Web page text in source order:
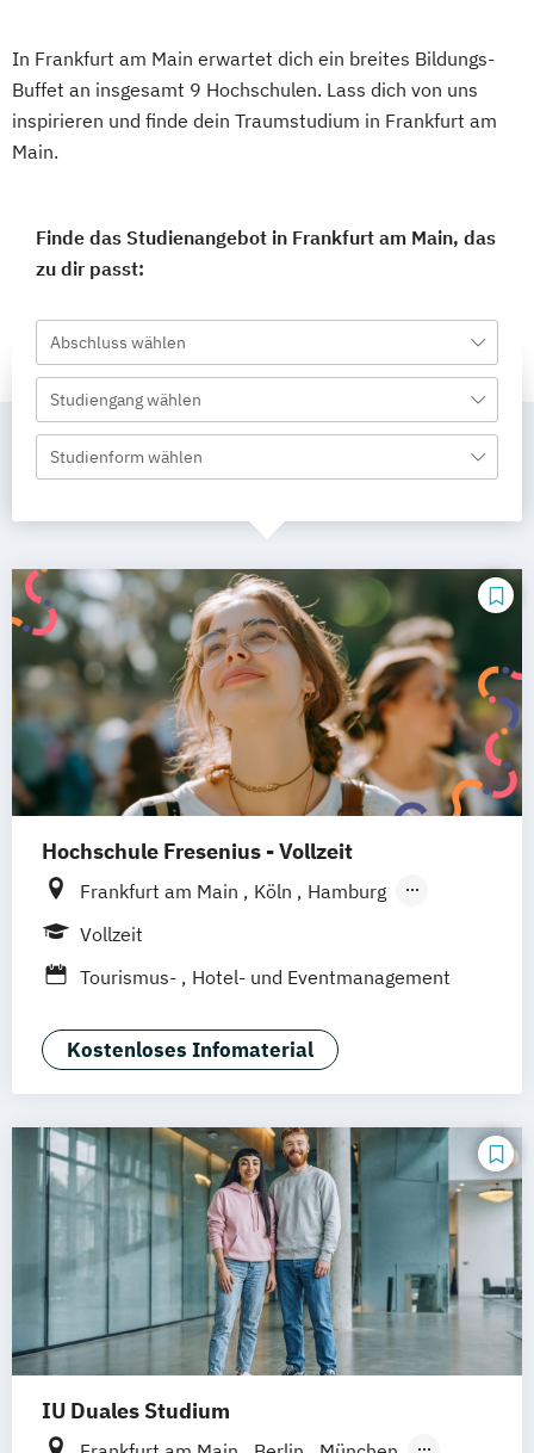
In Frankfurt am Main erwartet dich ein breites Bildungs-
Buffet an insgesamt 9 Hochschulen. Lass dich von uns
inspirieren und finde dein Traumstudium in Frankfurt am
Main.
Finde das Studienangebot in Frankfurt am Main, das
zu dir passt:
Abschluss wählen
Studiengang wählen
Studienform wählen
Hochschule Fresenius - Vollzeit
Frankfurt am Main Köln
Hamburg
München
Vollzeit
Tourismus-
Hotel- und Eventmanagement
Kostenloses Infomaterial
IU Duales Studium